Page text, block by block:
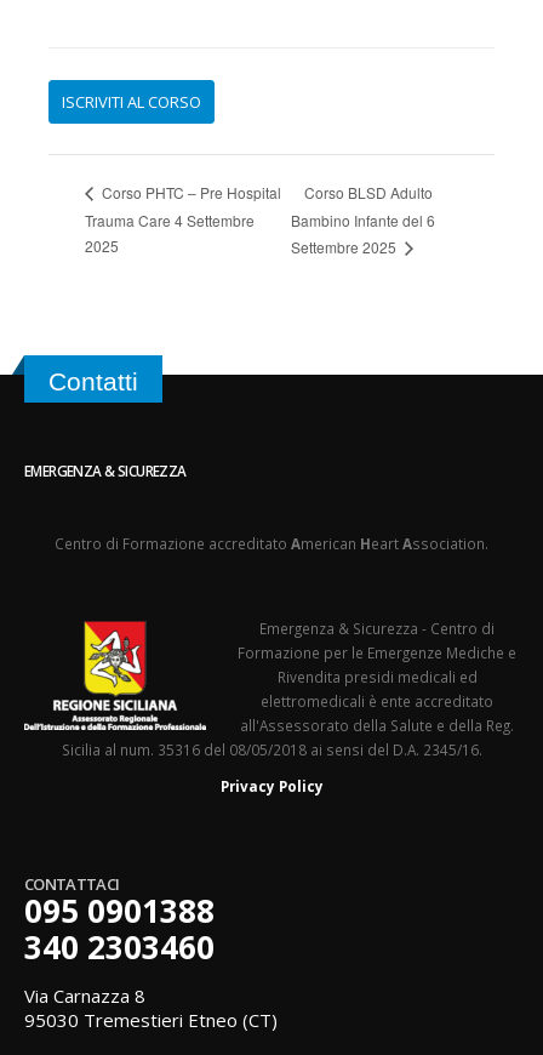
Corso PHTC – Pre Hospital
Trauma Care 4 Settembre
2025
Corso BLSD Adulto
Bambino Infante del 6
Settembre 2025
Contatti
EMERGENZA & SICUREZZA
Centro di Formazione accreditato American HeartAssociation.
Emergenza & Sicurezza - Centro di
Formazione per le Emergenze Mediche e
Rivendita presidi medicali ed
elettromedicali è ente accreditato
all'Assessorato della Salute e della Reg.
Sicilia al num. 35316 del 08/05/2018 ai sensi del D.A. 2345/16.
Privacy Policy
CONTATTACI
095 0901388
340 2303460
Via Carnazza 8
95030 Tremestieri Etneo (CT)